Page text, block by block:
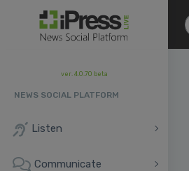
ver. 4.0.70 beta
NEWS SOCIAL PLATFORM
Listen
Communicate